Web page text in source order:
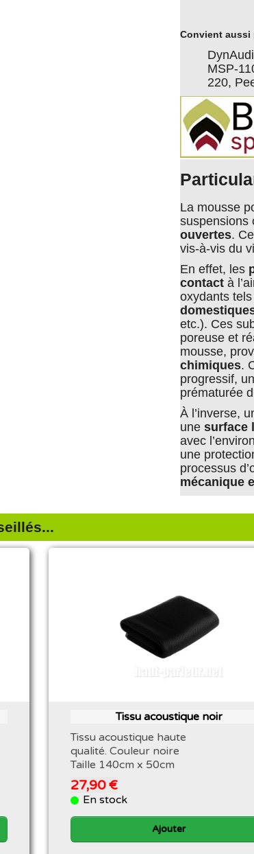
Convient aussi
MSP-
220,
La mousse
suspensions
ouvertes.
vis-à-vis du
En effet, les
contact à
oxydants
etc.). Ces
poreuse et
mousse,
chimiques.
progressif,
prématurée
À l’inverse,
une surface
avec
une
processus
mécanique
Tissu acoustique noir
Tissu acoustique haute
qualité. Couleur noire
Taille 140cm x 50cm
27,90 €
En stock
Ajouter